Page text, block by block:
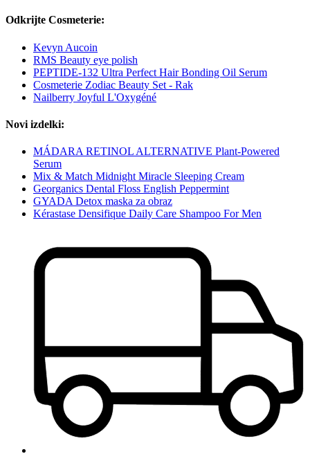
Odkrijte Cosmeterie:
Kevyn Aucoin
RMS Beauty eye polish
PEPTIDE-132 Ultra Perfect Hair Bonding Oil Serum
Cosmeterie Zodiac Beauty Set - Rak
Nailberry Joyful L'Oxygéné
Novi izdelki:
MÁDARA RETINOL ALTERNATIVE Plant-Powered
Serum
Mix & Match Midnight Miracle Sleeping Cream
Georganics Dental Floss English Peppermint
GYADA Detox maska za obraz
Kérastase Densifique Daily Care Shampoo For Men